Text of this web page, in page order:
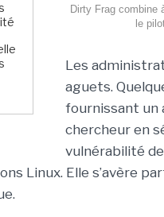
Dirty Frag combine
le
Les
aguets.
fournissant un
chercheur en
vulnérabilité
Linux. Elle s’avère